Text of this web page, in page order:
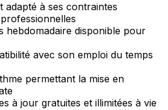
adapté à ses contraintes
hebdomadaire disponible pour
avec son emploi du temps
permettant la mise en
à jour gratuites et illimitées à vie